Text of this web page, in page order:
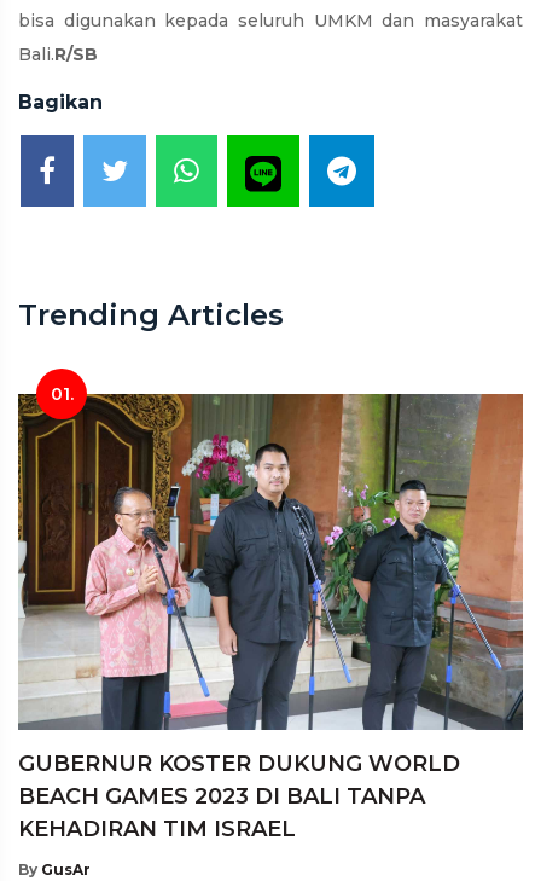
bisa digunakan kepada seluruh UMKM dan masyarakat
Bali.R/SB
Bagikan
Trending Articles
01.
GUBERNUR KOSTER DUKUNG WORLD
BEACH GAMES 2023 DI BALI TANPA
KEHADIRAN TIM ISRAEL
By GusAr